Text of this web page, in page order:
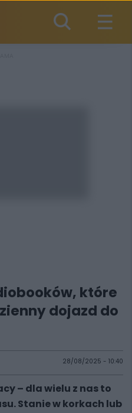
które
dojazd do
28/08/2025 - 10:40
– dla wielu z nas to
Stanie w korkach lub